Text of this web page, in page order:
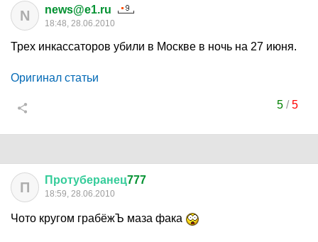
N news@e1.ru
18:48, 28.06.2010
Трех инкассаторов убили в Москве в ночь на 27 июня.
Оригинал статьи
5/5
П Протуберанец777
18:59, 28.06.2010
Чото кругом грабёжЪ маза фака